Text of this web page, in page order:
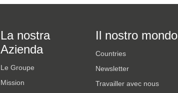
La nostra
Azienda
Le Groupe
Mission
Il nostro mondo
Countries
Newsletter
Travailler avec nous